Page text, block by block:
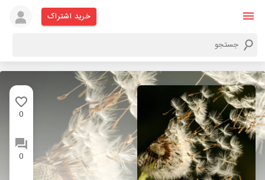
خرید اشتراک
0
0